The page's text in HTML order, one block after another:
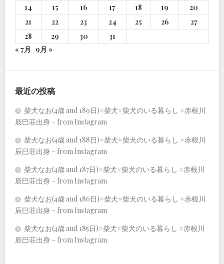
14
15 16 17 18 19
20
21
22 23 24 25 26
27
28
29 30
31
« 7月
9月 »
最近の投稿
柴犬なお(4歳 and 189日)#柴犬#柴犬のいる暮らし #赤根川
辰巳荘出身 – from Instagram
柴犬なお(4歳 and 188日)#柴犬#柴犬のいる暮らし #赤根川
辰巳荘出身 – from Instagram
柴犬なお(4歳 and 187日)#柴犬#柴犬のいる暮らし #赤根川
辰巳荘出身 – from Instagram
柴犬なお(4歳 and 186日)#柴犬#柴犬のいる暮らし #赤根川
辰巳荘出身 – from Instagram
柴犬なお(4歳 and 185日)#柴犬#柴犬のいる暮らし #赤根川
辰巳荘出身 – from Instagram